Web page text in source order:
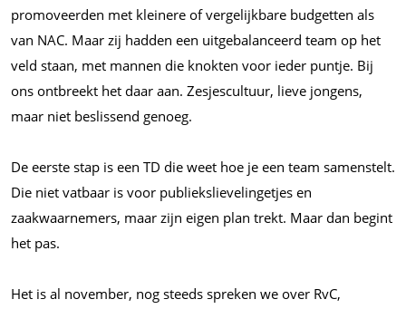
promoveerden met kleinere of vergelijkbare budgetten als
van NAC. Maar zij hadden een uitgebalanceerd team op het
veld staan, met mannen die knokten voor ieder puntje. Bij
ons ontbreekt het daar aan. Zesjescultuur, lieve jongens,
maar niet beslissend genoeg.
De eerste stap is een TD die weet hoe je een team samenstelt.
Die niet vatbaar is voor publiekslievelingetjes en
zaakwaarnemers, maar zijn eigen plan trekt. Maar dan begint
het pas.
Het is al november, nog steeds spreken we over RvC,